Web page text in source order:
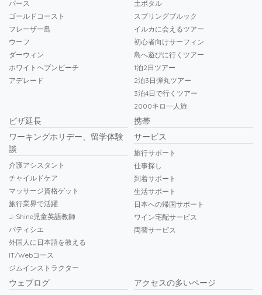
パース
ゴールドコースト
フレーザー島
ウーフ
ダーウィン
ホワイトヘブンビーチ
アデレード
土ボタル
スプリングブルック
イルカに会えるツアー
初心者向けサーフィン
島へ遊びに行くツアー
1泊2日ツアー
2泊3日弾丸ツアー
3泊4日で行くツアー
2000キロ一人旅
ビザ延長
ワーキングホリデー、留学体験
談
介護アシスタント
チャイルドケア
マッサージ資格ゲット
旅行業界で活躍
J-Shine児童英語教師
パティシエ
外国人に日本語を教える
IT/Webコース
ジムインストラクター
携帯
サービス
旅行サポート
仕事探し
到着サポート
生活サポート
日本への帰国サポート
ワイン宅配サービス
両替サービス
ウェブログ アクセスの多いページ